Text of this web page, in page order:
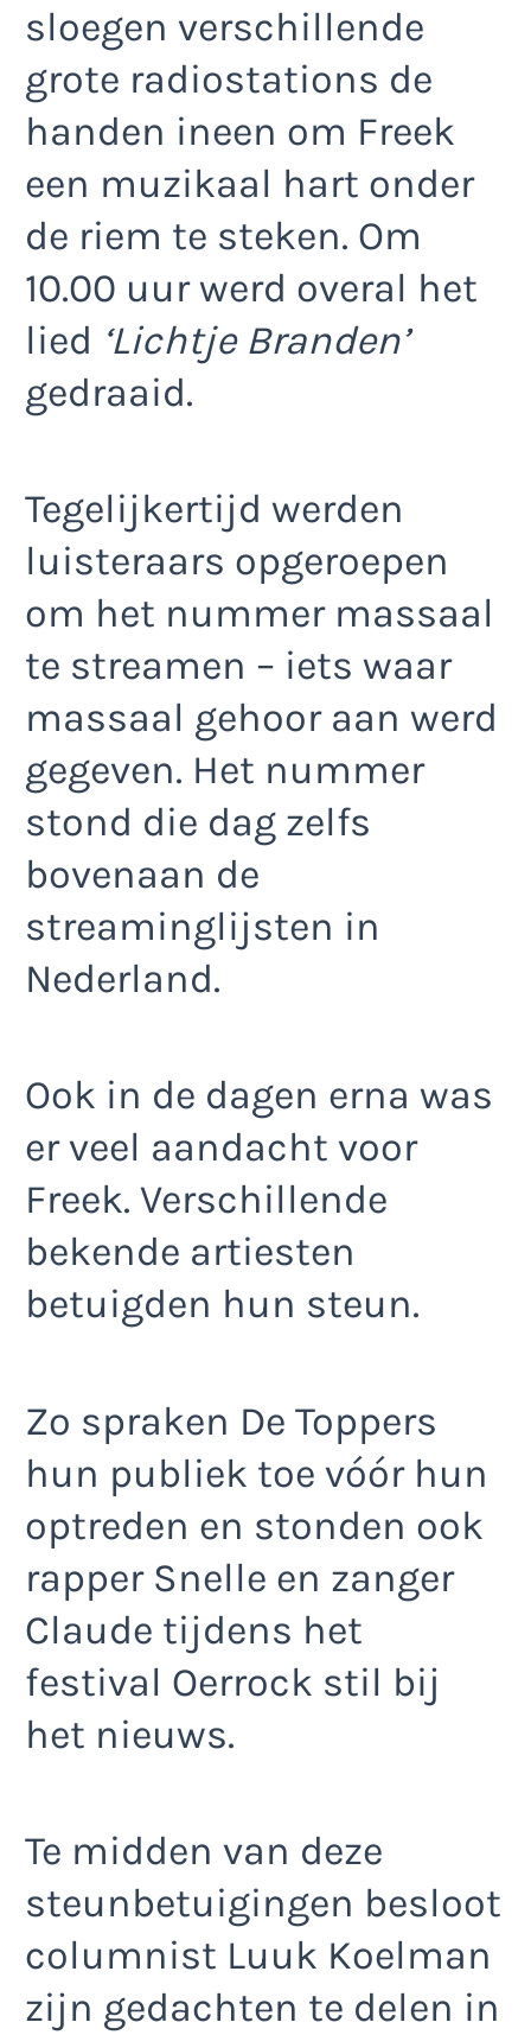
sloegen verschillende
grote radiostations de
handen ineen om Freek
een muzikaal hart onder
de riem te steken. Om
10.00 uur werd overal het
lied ‘Lichtje Branden’
gedraaid.
Tegelijkertijd werden
luisteraars opgeroepen
om het nummer massaal
te streamen – iets waar
massaal gehoor aan werd
gegeven. Het nummer
stond die dag zelfs
bovenaan de
streaminglijsten in
Nederland.
Ook in de dagen erna was
er veel aandacht voor
Freek. Verschillende
bekende artiesten
betuigden hun steun.
Zo spraken De Toppers
hun publiek toe vóór hun
optreden en stonden ook
rapper Snelle en zanger
Claude tijdens het
festival Oerrock stil bij
het nieuws.
Te midden van deze
steunbetuigingen besloot
columnist Luuk Koelman
zijn gedachten te delen in